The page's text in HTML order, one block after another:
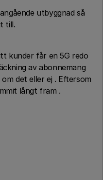
utbyggnad så
till.
kunder får en 5G redo
av abonnemang
det eller ej . Eftersom
långt fram .